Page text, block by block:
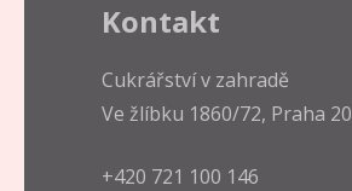
Kontakt
Cukrářství v zahradě
Ve žlíbku 1860/72, Praha 20
+420 721 100 146